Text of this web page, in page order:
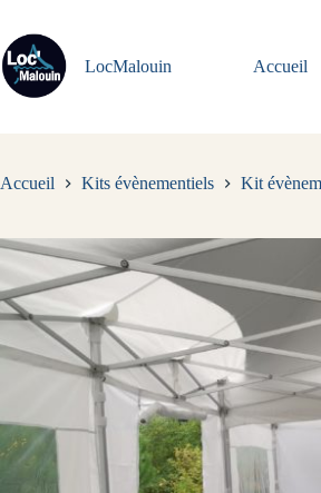
contenu
LocMalouin
Accueil
Accueil Kits évènementiels Kit